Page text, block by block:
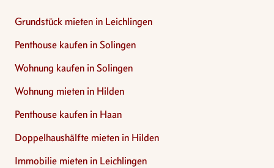
Grundstück mieten in Leichlingen
Penthouse kaufen in Solingen
Wohnung kaufen in Solingen
Wohnung mieten in Hilden
Penthouse kaufen in Haan
Doppelhaushälfte mieten in Hilden
Immobilie mieten in Leichlingen